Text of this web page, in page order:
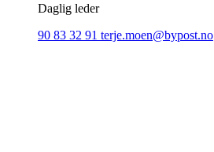
Daglig leder
90 83 32 91 terje.moen@bypost.no